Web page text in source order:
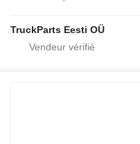
TruckParts Eesti OÜ